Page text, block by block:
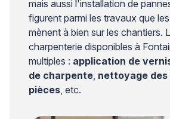
mais aussi l'installation de
figurent parmi les travaux que
mènent à bien sur les chantiers.
charpenterie disponibles à
multiples : application de
de charpente nettoyage
pièces , etc.